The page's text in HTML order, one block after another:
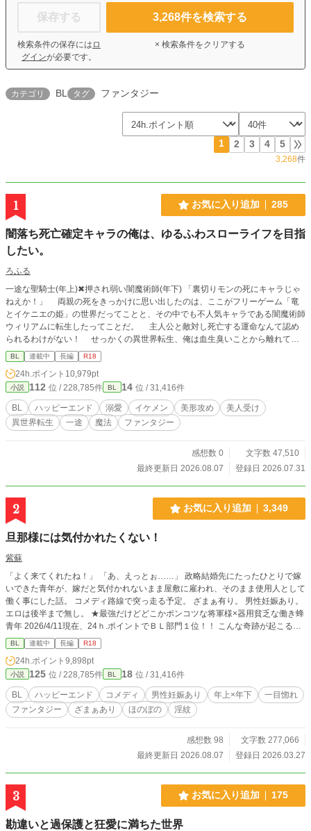
保存する
検索条件の保存には ロ
グインが必要です。
3,268件を検索する
× 検索条件をクリアする
カテゴリ BL タグ ファンタジー
1 2 3 4 5
3,268件
1 お気に入り追加 285
闇落ち死亡確定キャラの俺は、ゆるふわスローライフを目指
したい。
ろふる
一途な聖騎士(年上)✖︎押され弱い闇魔術師(年下) 「裏切りモンの死にキャラじゃ
ねえか！」 両親の死をきっかけに思い出したのは、ここがフリーゲーム「竜
とイケニエの姫」の世界だってことと、その中でも不人気キャラである闇魔術師
ウィリアムに転生したってことだ。 主人公と敵対し死亡する運命なんて認め
られるわけがない！ せっかくの異世界転生、俺は血生臭いことから離れてゆ
るふわスローライフを楽しみたい。 手始めに、モンスターをボコしてレベル
アップ。強くなって金持ちになって、他国に逃げてやろうじゃねえの！ ——
と思ってたのに、原作では天敵となる聖騎士アルフェンと出会ってしまい冒険者
チームを組むことになって、何が奴の琴線に触れたのか懐かれて!? 自分の命
が一番大切だったはずなのに、どんどん他にも大切な物が増えていってしまう。
こうなったら俺の人生を面白おかしく豊かにする為にも、最良の未来を掴み取り
に行ってやる！ １章２章は毎日投稿(12:10)になります。日曜日は２話投稿で
BL 連載中 長編 R18
24h.ポイント 10,979pt
小説 112 位 / 228,785件 BL 14 位 / 31,416件
BL ハッピーエンド 溺愛 イケメン 美形攻め
美人受け
異世界転生
一途 魔法 ファンタジー
感想数 0
文字数 47,510
最終更新日 2026.08.07
登録日 2026.07.31
2 お気に入り追加 3,349
旦那様には気付かれたくない！
紫蘇
「よく来てくれたね！」 「あ、えっとぉ……」 政略結婚先にたったひとりで嫁
いできた青年が、嫁だと気付かれないまま屋敷に雇われ、そのまま使用人として
働く事にした話。 コメディ路線で突っ走る予定。 ざまぁ有り。 男性妊娠あり。
エロは後半まで無し。 ★最強だけどどこかポンコツな将軍様×器用貧乏な働き蜂
青年 2026/4/11現在、24ｈ.ポイントでＢＬ部門１位！！ こんな奇跡が起こるな
んて、夢みたいです！ 皆様本当にありがとうございます！
BL 連載中 長編 R18
24h.ポイント 9,898pt
小説 125 位 / 228,785件 BL 18 位 / 31,416件
BL ハッピーエンド コメディ 男性妊娠あり 年上×年下
一目惚れ
ファンタジー
ざまぁあり ほのぼの 淫紋
感想数 98
文字数 277,066
最終更新日 2026.08.07
登録日 2026.03.27
3 お気に入り追加 175
勘違いと過保護と狂愛に満ちた世界